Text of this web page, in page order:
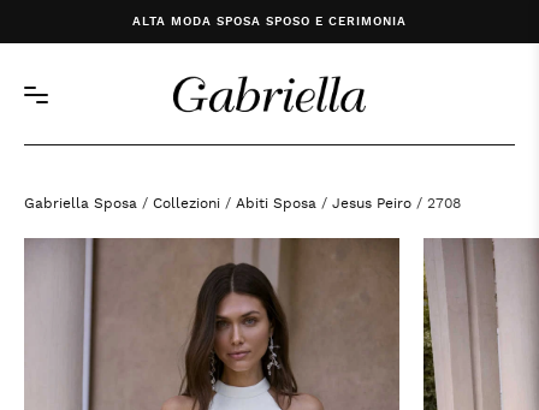
ALTA MODA SPOSA SPOSO E CERIMONIA
Gabriella Sposa / Collezioni / Abiti Sposa / Jesus Peiro / 2708